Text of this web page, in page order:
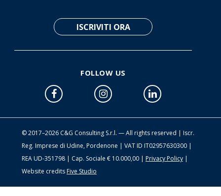
FOLLOW US
© 2017–2026 C&G Consulting S.r.l. — All rights reserved | Iscr.
Reg. Imprese di Udine, Pordenone | VAT ID IT02957630300 |
REA UD-351798 | Cap. Sociale € 10.000,00 | Privacy Policy |
Website creditsFive Studio